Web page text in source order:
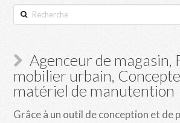
Recherche
Agenceur de magasin,
mobilier urbain,
matériel de manutention
Grâce à un outil de conception et de